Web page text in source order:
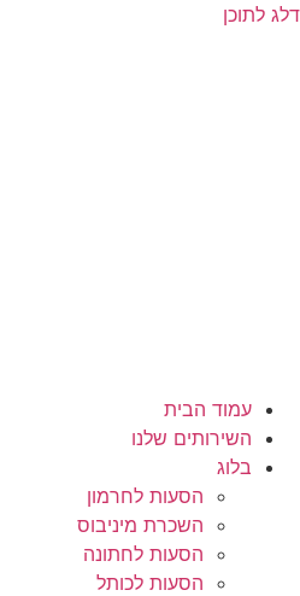
דלג לתוכן
עמוד הבית
השירותים שלנו
בלוג
הסעות לחרמון
השכרת מיניבוס
הסעות לחתונה
הסעות לכותל